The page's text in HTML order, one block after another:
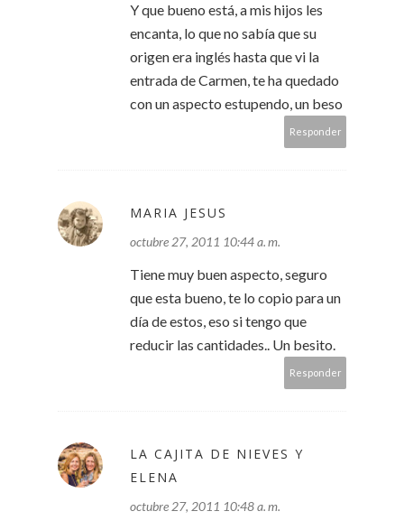
Y que bueno está, a mis hijos les
encanta, lo que no sabía que su
origen era inglés hasta que vi la
entrada de Carmen, te ha quedado
con un aspecto estupendo, un beso
Responder
MARIA JESUS
octubre 27, 2011 10:44 a. m.
Tiene muy buen aspecto, seguro
que esta bueno, te lo copio para un
día de estos, eso si tengo que
reducir las cantidades.. Un besito.
Responder
LA CAJITA DE NIEVES Y
ELENA
octubre 27, 2011 10:48 a. m.